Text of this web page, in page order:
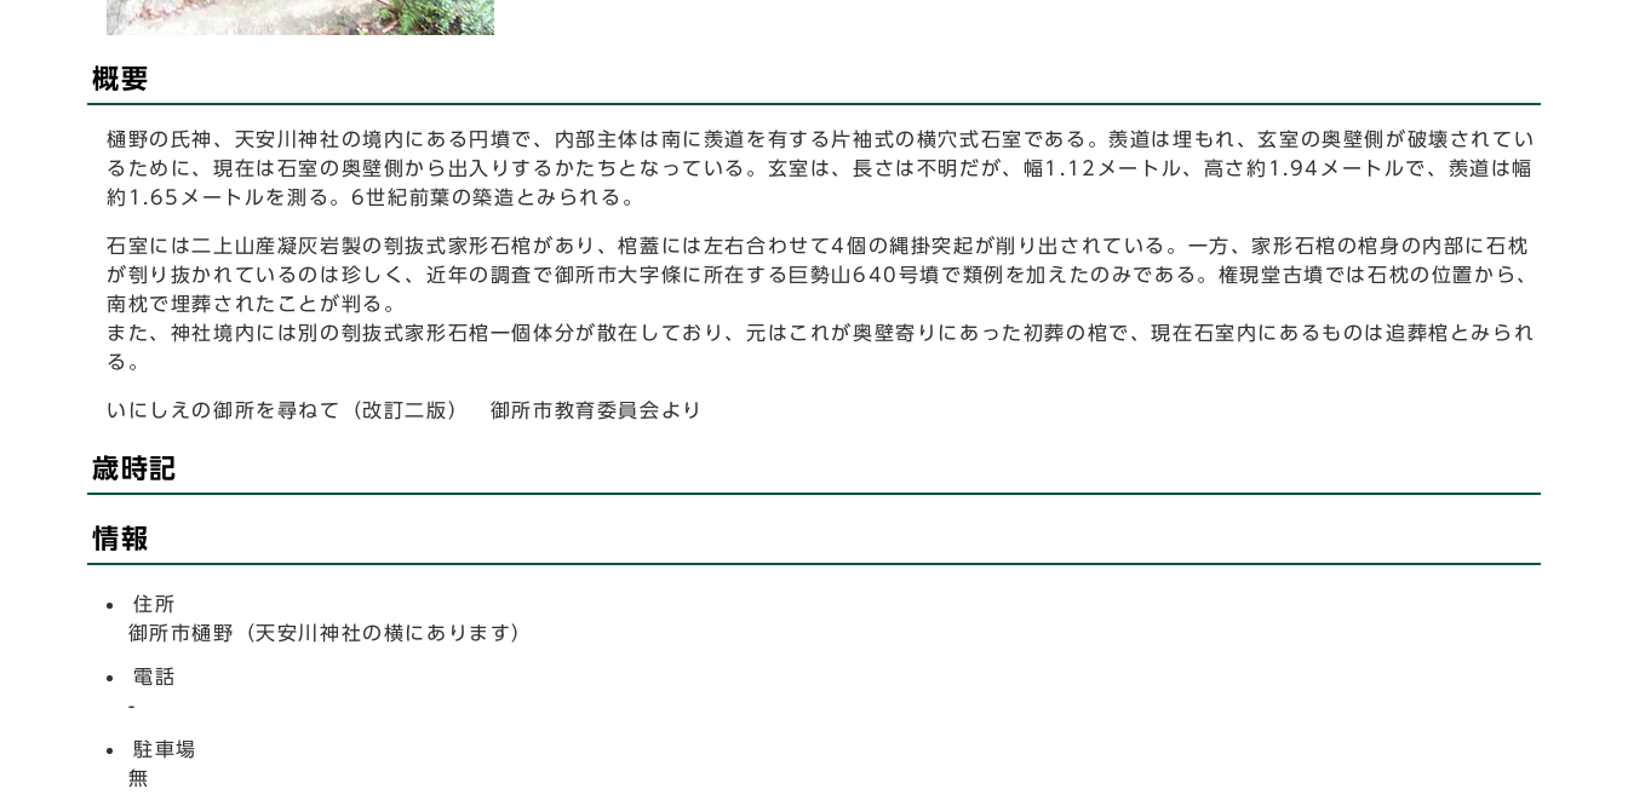
概要
樋野の氏神、天安川神社の境内にある円墳で、内部主体は南に羨道を有する片袖式の横穴式石室である。羨道は埋もれ、玄室の奥壁側が破壊されてい
るために、現在は石室の奥壁側から出入りするかたちとなっている。玄室は、長さは不明だが、幅1.12メートル、高さ約1.94メートルで、羨道は幅
約1.65メートルを測る。6世紀前葉の築造とみられる。
石室には二上山産凝灰岩製の刳抜式家形石棺があり、棺蓋には左右合わせて4個の縄掛突起が削り出されている。一方、家形石棺の棺身の内部に石枕
が刳り抜かれているのは珍しく、近年の調査で御所市大字條に所在する巨勢山640号墳で類例を加えたのみである。権現堂古墳では石枕の位置から、
南枕で埋葬されたことが判る。
また、神社境内には別の刳抜式家形石棺一個体分が散在しており、元はこれが奥壁寄りにあった初葬の棺で、現在石室内にあるものは追葬棺とみられ
る。
いにしえの御所を尋ねて（改訂二版） 御所市教育委員会より
歳時記
情報
住所
御所市樋野（天安川神社の横にあります）
電話
-
駐車場
無